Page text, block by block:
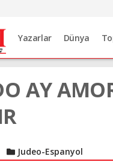
Yazarlar Dünya
AY
Judeo-Espanyol